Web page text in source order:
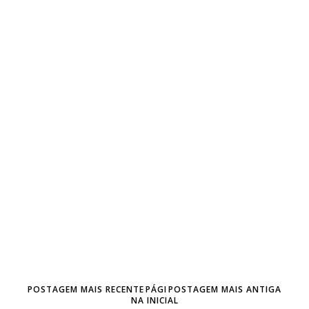
POSTAGEM MAIS RECENTE POSTAGEM MAIS ANTIGA
PÁGI
NA INICIAL